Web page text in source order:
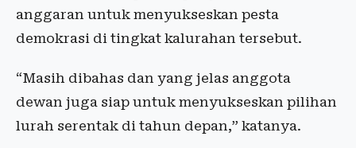
anggaran untuk menyukseskan pesta
demokrasi di tingkat kalurahan tersebut.
“Masih dibahas dan yang jelas anggota
dewan juga siap untuk menyukseskan pilihan
lurah serentak di tahun depan,” katanya.